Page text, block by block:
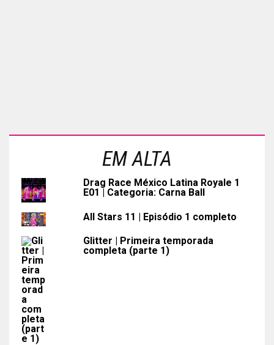
EM ALTA
Drag Race México Latina Royale 1
E01 | Categoria: Carna Ball
All Stars 11 | Episódio 1 completo
Glitter | Primeira temporada
completa (parte 1)